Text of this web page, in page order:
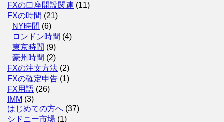
FXの口座開設関連 (11)
FXの時間 (21)
NY時間 (6)
ロンドン時間 (4)
東京時間 (9)
豪州時間 (2)
FXの注文方法 (2)
FXの確定申告 (1)
FX用語 (26)
IMM (3)
はじめての方へ (37)
シドニー市場 (1)